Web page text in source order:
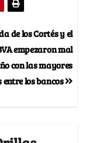
de los Cortés y el
empezaron mal
con las mayores
los bancos